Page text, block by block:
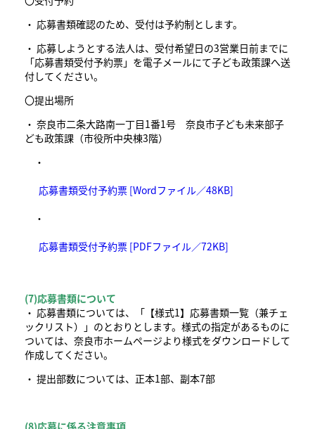
・ 応募書類確認のため、受付は予約制とします。
・ 応募しようとする法人は、受付希望日の3営業日前までに
「応募書類受付予約票」を電子メールにて子ども政策課へ送
付してください。
〇提出場所
・ 奈良市二条大路南一丁目1番1号 奈良市子ども未来部子
ども政策課（市役所中央棟3階）
・
応募書類受付予約票 [Wordファイル／48KB]
・
応募書類受付予約票 [PDFファイル／72KB]
(7)応募書類について
・ 応募書類については、「【様式1】応募書類一覧（兼チェ
ックリスト）」のとおりとします。様式の指定があるものに
ついては、奈良市ホームページより様式をダウンロードして
作成してください。
・ 提出部数については、正本1部、副本7部
(8)応募に係る注意事項